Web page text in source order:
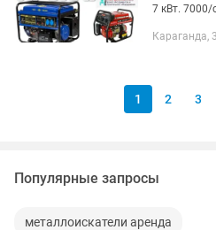
7 кВт. 7000/
договорная Внимание! Акция! При
Караганда,
1 2 3
Популярные запросы
металлоискатели аренда